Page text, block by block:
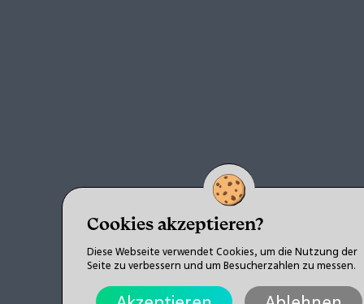
Cookies akzeptieren?
Diese Webseite verwendet Cookies, um die Nutzung der
Seite zu verbessern und um Besucherzahlen zu messen.